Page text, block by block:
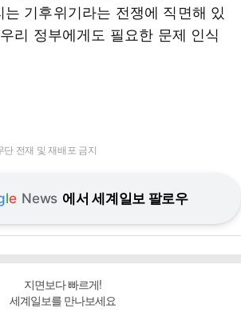
기후위기라는 전쟁에 직면해 있
리 정부에게도 필요한 문제 인식
전재 및 재배포 금지
le News 에서 세계일보 팔로우
지면보다 빠르게!
세계일보를 만나보세요